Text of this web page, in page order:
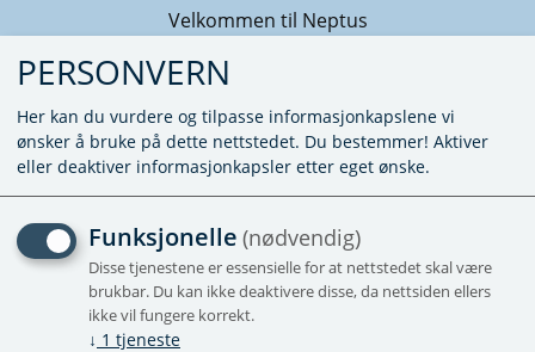
Velkommen til Neptus
ELEKTRONIKK 2 KW FOR
3010
PERSONVERN
Her kan du vurdere og tilpasse informasjonkapslene vi
ønsker å bruke på dette nettstedet. Du bestemmer! Aktiver
eller deaktiver informasjonkapsler etter eget ønske.
Funksjonelle (nødvendig)
Disse tjenestene er essensielle for at nettstedet skal være
brukbar. Du kan ikke deaktivere disse, da nettsiden ellers
ikke vil fungere korrekt.
↓ 1 tjeneste